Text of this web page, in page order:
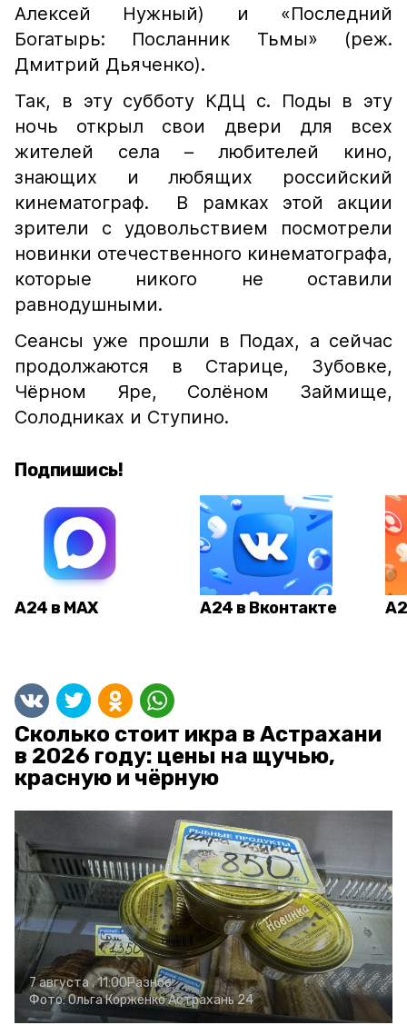
Алексей Нужный) и «Последний
Богатырь: Посланник Тьмы» (реж.
Дмитрий Дьяченко).
Так, в эту субботу КДЦ с. Поды в эту
ночь открыл свои двери для всех
жителей села – любителей кино,
знающих и любящих российский
кинематограф. В рамках этой акции
зрители с удовольствием посмотрели
новинки отечественного кинематографа,
которые никого не оставили
равнодушными.
Сеансы уже прошли в Подах, а сейчас
продолжаются в Старице, Зубовке,
Чёрном Яре, Солёном Займище,
Солодниках и Ступино.
Подпишись!
А24 в MAX А24 в Вконтакте
Сколько стоит икра в Астрахани
в 2026 году: цены на щучью,
красную и чёрную
7 августа , 11:00Разное
Фото:Ольга КорженкоАстрахань 24